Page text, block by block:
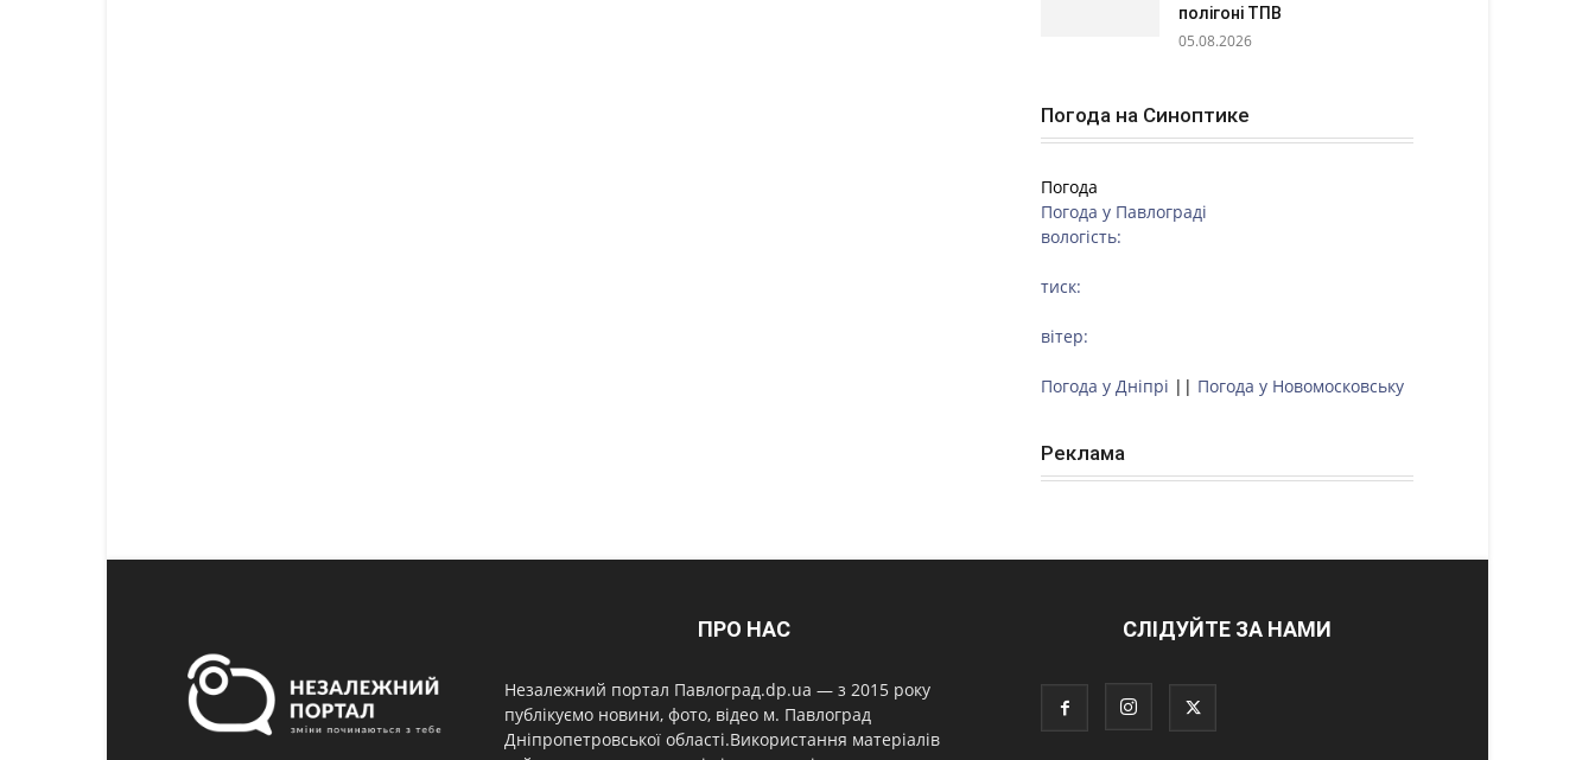
полігоні ТПВ
05.08.2026
Погода на Синоптике
Погода
Погода у Павлограді
вологість:
тиск:
вітер:
Погода у Дніпрі || Погода у Новомосковську
Реклама
ПРО НАС
Незалежний портал Павлоград.dp.ua — з 2015 року
публікуємо новини, фото, відео м. Павлоград
Дніпропетровської області.Використання матеріалів
СЛІДУЙТЕ ЗА НАМИ